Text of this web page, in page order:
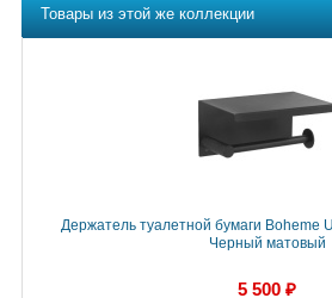
Товары из этой же коллекции
Держатель туалетной бумаги Boheme
Черный матовый
5 500 ₽